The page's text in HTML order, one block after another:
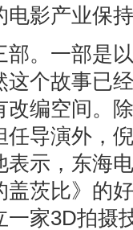
影产业保
。一部是
这个故事已
改编空间。
导演外，
示，东海
盖茨比》的
家3D拍摄